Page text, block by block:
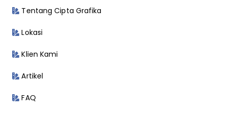
Tentang Cipta Grafika
Lokasi
Klien Kami
Artikel
FAQ